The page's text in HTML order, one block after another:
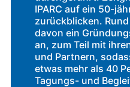
IPARC auf ein 50-
zurückblicken.
davon ein
an, zum Teil mit
und Partnern,
etwas mehr als 40
Tagungs- und